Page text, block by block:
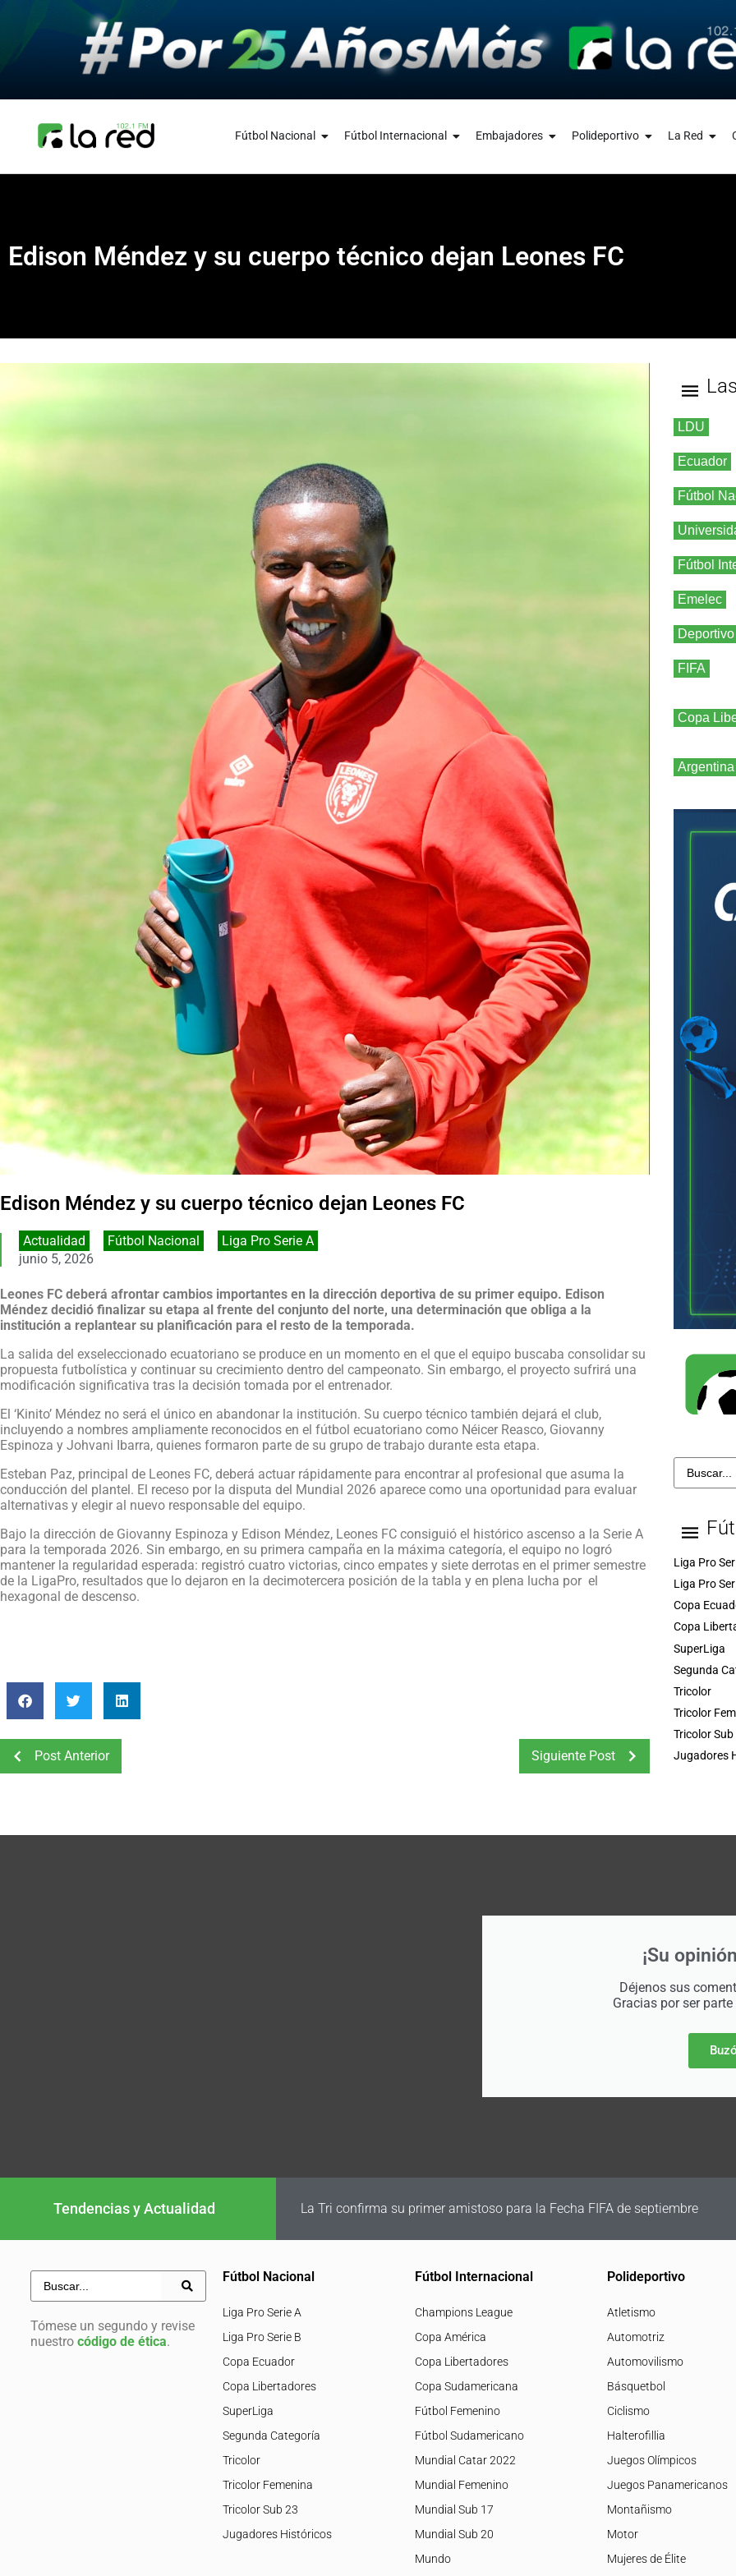
Fútbol Nacional Fútbol Internacional Embajadores Polideportivo La Red
Edison Méndez y su cuerpo técnico dejan Leones FC
Edison Méndez y su cuerpo técnico dejan Leones FC
Actualidad Fútbol Nacional
Liga Pro Serie A
junio 5, 2026
Leones FC deberá afrontar cambios importantes en la dirección deportiva de su primer equipo. Edison
Méndez decidió finalizar su etapa al frente del conjunto del norte, una determinación que obliga a la
institución a replantear su planificación para el resto de la temporada.
La salida del exseleccionado ecuatoriano se produce en un momento en el que el equipo buscaba consolidar su
propuesta futbolística y continuar su crecimiento dentro del campeonato. Sin embargo, el proyecto sufrirá una
modificación significativa tras la decisión tomada por el entrenador.
El ‘Kinito’ Méndez no será el único en abandonar la institución. Su cuerpo técnico también dejará el club,
incluyendo a nombres ampliamente reconocidos en el fútbol ecuatoriano como Néicer Reasco, Giovanny
Espinoza y Johvani Ibarra, quienes formaron parte de su grupo de trabajo durante esta etapa.
Esteban Paz, principal de Leones FC, deberá actuar rápidamente para encontrar al profesional que asuma la
conducción del plantel. El receso por la disputa del Mundial 2026 aparece como una oportunidad para evaluar
alternativas y elegir al nuevo responsable del equipo.
Bajo la dirección de Giovanny Espinoza y Edison Méndez, Leones FC consiguió el histórico ascenso a la Serie A
para la temporada 2026. Sin embargo, en su primera campaña en la máxima categoría, el equipo no logró
mantener la regularidad esperada: registró cuatro victorias, cinco empates y siete derrotas en el primer semestre
de la LigaPro, resultados que lo dejaron en la decimotercera posición de la tabla y en plena lucha por el
hexagonal de descenso.
Post Anterior Siguiente Post
LDU
Ecuador
Fútbol
Fútbol
Emelec
FIFA
Copa
Argentina
Liga Pro
Liga Pro
Copa
Copa
SuperLiga
Segunda
Tricolor
Tricolor
Tricolor Sub
Jugadores
¡Su
Déjenos sus
Gracias por ser
Tendencias y Actualidad La Tri confirma su primer amistoso para la Fecha FIFA de septiembre
Tómese un segundo y revise
nuestro código de ética.
Fútbol Nacional
Liga Pro Serie A
Liga Pro Serie B
Copa Ecuador
Copa Libertadores
SuperLiga
Segunda Categoría
Tricolor
Tricolor Femenina
Tricolor Sub 23
Jugadores Históricos
Fútbol Internacional
Champions League
Copa América
Copa Libertadores
Copa Sudamericana
Fútbol Femenino
Fútbol Sudamericano
Mundial Catar 2022
Mundial Femenino
Mundial Sub 17
Mundial Sub 20
Mundo
Polideportivo
Atletismo
Automotriz
Automovilismo
Básquetbol
Ciclismo
Halterofillia
Juegos Olímpicos
Juegos Panamericanos
Montañismo
Motor
Mujeres de Élite